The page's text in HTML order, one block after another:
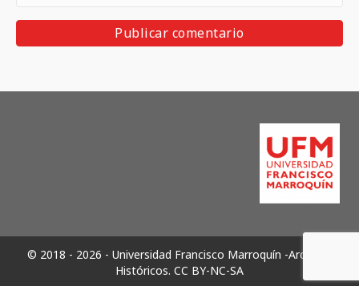
© 2018 - 2026 - Universidad Francisco Marroquín -Archivos
Históricos. CC BY-NC-SA